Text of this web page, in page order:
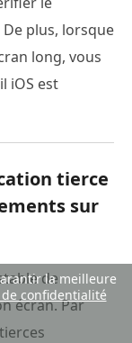
plus, lorsque
long, vous
iOS est
tierce
sur
de
écran. Par
la meilleure
confidentialité